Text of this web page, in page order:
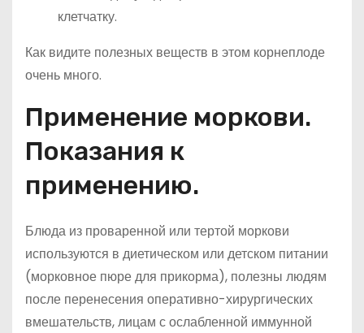
клетчатку.
Как видите полезных веществ в этом корнеплоде
очень много.
Применение моркови.
Показания к
применению.
Блюда из проваренной или тертой моркови
используются в диетическом или детском питании
(морковное пюре для прикорма), полезны людям
после перенесения оперативно-хирургических
вмешательств, лицам с ослабленной иммунной